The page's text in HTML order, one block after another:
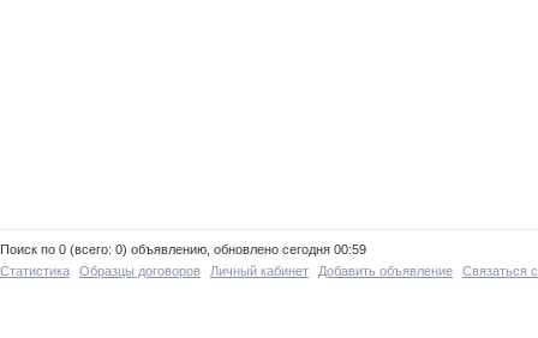
Поиск по 0 (всего: 0) объявлению, обновлено сегодня 00:59
Статистика
Образцы договоров Личный кабинет Добавить объявление Связаться